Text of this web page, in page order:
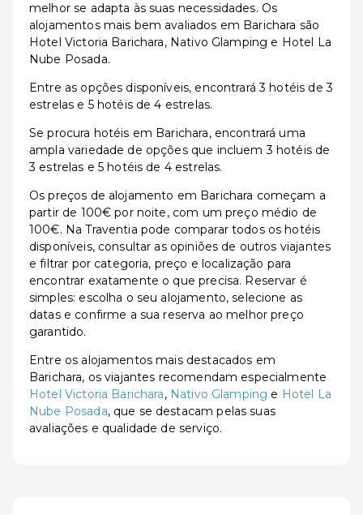
melhor se adapta às suas necessidades. Os
alojamentos mais bem avaliados em Barichara são
Hotel Victoria Barichara, Nativo Glamping e Hotel La
Nube Posada.
Entre as opções disponíveis, encontrará 3 hotéis de 3
estrelas e 5 hotéis de 4 estrelas.
Se procura hotéis em Barichara, encontrará uma
ampla variedade de opções que incluem 3 hotéis de
3 estrelas e 5 hotéis de 4 estrelas.
Os preços de alojamento em Barichara começam a
partir de 100€ por noite, com um preço médio de
100€. Na Traventia pode comparar todos os hotéis
disponíveis, consultar as opiniões de outros viajantes
e filtrar por categoria, preço e localização para
encontrar exatamente o que precisa. Reservar é
simples: escolha o seu alojamento, selecione as
datas e confirme a sua reserva ao melhor preço
garantido.
Entre os alojamentos mais destacados em
Barichara, os viajantes recomendam especialmente
Hotel Victoria Barichara, Nativo Glamping e Hotel La
Nube Posada, que se destacam pelas suas
avaliações e qualidade de serviço.